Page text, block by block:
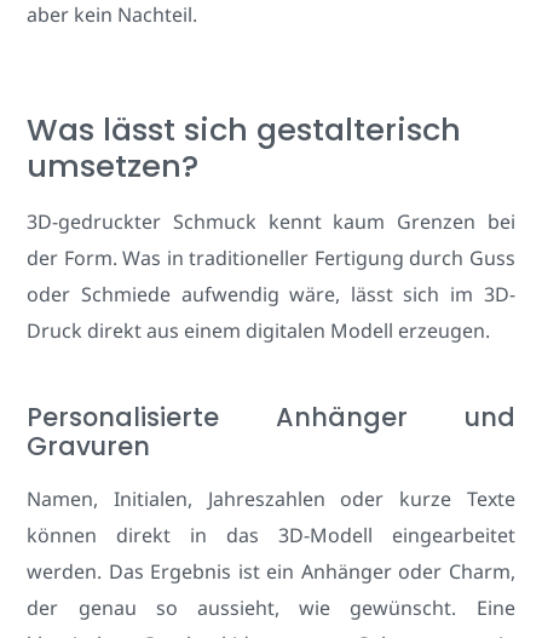
aber kein Nachteil.
Was lässt sich gestalterisch
umsetzen?
3D-gedruckter Schmuck kennt kaum Grenzen bei
der Form. Was in traditioneller Fertigung durch Guss
oder Schmiede aufwendig wäre, lässt sich im 3D-
Druck direkt aus einem digitalen Modell erzeugen.
Personalisierte Anhänger und
Gravuren
Namen, Initialen, Jahreszahlen oder kurze Texte
können direkt in das 3D-Modell eingearbeitet
werden. Das Ergebnis ist ein Anhänger oder Charm,
der genau so aussieht, wie gewünscht. Eine